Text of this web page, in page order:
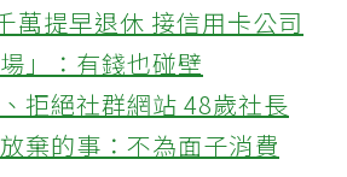
萬提早退休 接信用卡公司
」：有錢也碰壁
拒絕社群網站 48歲社長
棄的事：不為面子消費